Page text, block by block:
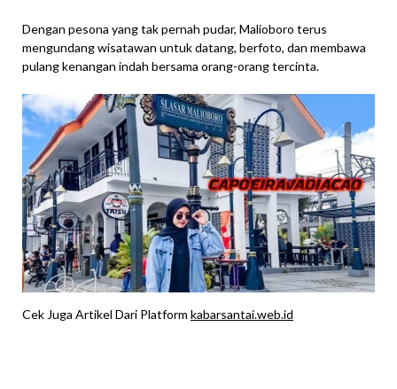
Dengan pesona yang tak pernah pudar, Malioboro terus
mengundang wisatawan untuk datang, berfoto, dan membawa
pulang kenangan indah bersama orang-orang tercinta.
Cek Juga Artikel Dari Platform kabarsantai.web.id